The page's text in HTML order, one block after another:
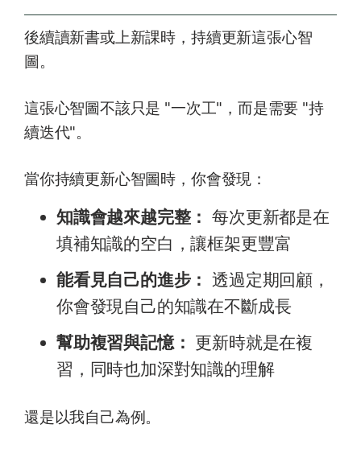
後續讀新書或上新課時，持續更新這張心智
圖。
這張心智圖不該只是 "一次工"，而是需要 "持
續迭代"。
當你持續更新心智圖時，你會發現：
知識會越來越完整： 每次更新都是在
填補知識的空白，讓框架更豐富
能看見自己的進步： 透過定期回顧，
你會發現自己的知識在不斷成長
幫助複習與記憶： 更新時就是在複
習，同時也加深對知識的理解
還是以我自己為例。